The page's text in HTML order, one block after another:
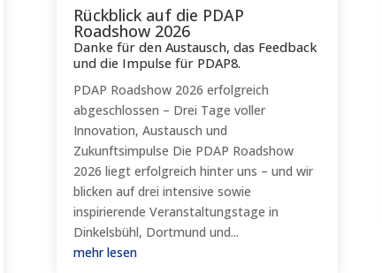
Rückblick auf die PDAP
Roadshow 2026
Danke für den Austausch, das Feedback
und die Impulse für PDAP8.
PDAP Roadshow 2026 erfolgreich
abgeschlossen – Drei Tage voller
Innovation, Austausch und
Zukunftsimpulse Die PDAP Roadshow
2026 liegt erfolgreich hinter uns – und wir
blicken auf drei intensive sowie
inspirierende Veranstaltungstage in
Dinkelsbühl, Dortmund und...
mehr lesen